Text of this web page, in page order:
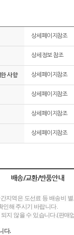
상세페이지참조
상세정보 참조
사항 상세페이지참조
상세페이지참조
상세페이지참조
상세페이지참조
배송/교환/반품안내
지역은 도선료 등 배송비
인해 주시기 바랍니다.
지 않을 수 있습니다.(판
다.